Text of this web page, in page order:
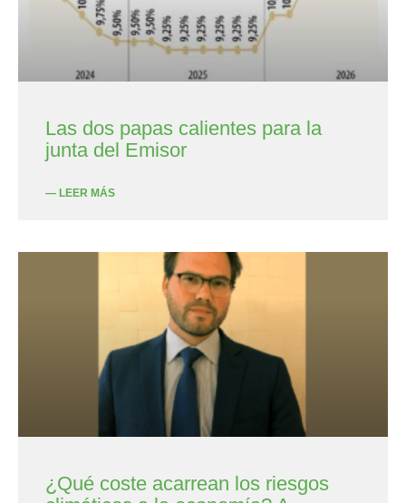
Las dos papas calientes para la
junta del Emisor
— LEER MÁS
¿Qué coste acarrean los riesgos